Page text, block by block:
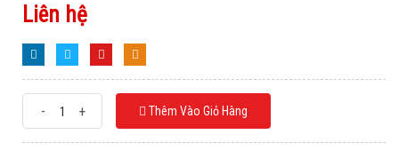
Liên hệ
- + Thêm Vào Giỏ Hàng